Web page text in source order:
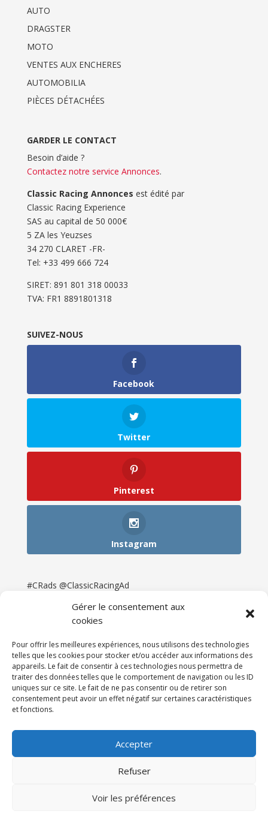
Gérer le consentement aux
cookies
Pour offrir les meilleures expériences, nous utilisons des technologies
telles que les cookies pour stocker et/ou accéder aux informations des
appareils. Le fait de consentir à ces technologies nous permettra de
traiter des données telles que le comportement de navigation ou les ID
uniques sur ce site. Le fait de ne pas consentir ou de retirer son
consentement peut avoir un effet négatif sur certaines caractéristiques
et fonctions.
Accepter
Refuser
Voir les préférences
AUTO
DRAGSTER
MOTO
VENTES AUX ENCHERES
AUTOMOBILIA
PIÈCES DÉTACHÉES
GARDER LE CONTACT
Besoin d’aide ?
Contactez notre service Annonces.
Classic Racing Annonces est édité par
Classic Racing Experience
SAS au capital de 50 000€
5 ZA les Yeuzses
34 270 CLARET -FR-
Tel: ‭+33 499 666 724‬
SIRET: 891 801 318 00033
TVA: FR1 8891801318
SUIVEZ-NOUS
Facebook
Twitter
Pinterest
Instagram
#CRads @ClassicRacingAd
Newsletter & Presse
Partenaires
Tarifs
Espace Client
121DigitalGroup |